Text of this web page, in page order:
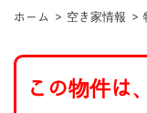
ホーム > 空き家情報 >
この物件は